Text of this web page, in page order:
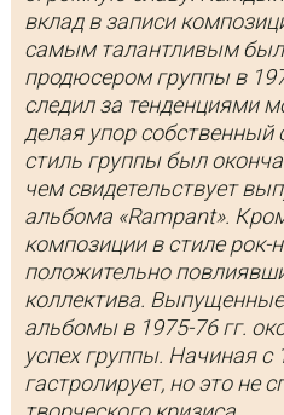
вклад в записи
самым талантливым
продюсером группы в
следил за тенденциями
делая упор собственный
стиль группы был
чем свидетельствует
альбома «Rampant».
композиции в стиле рок-
положительно
коллектива.
альбомы в 1975-76 гг.
успех группы. Начиная с
гастролирует, но это не